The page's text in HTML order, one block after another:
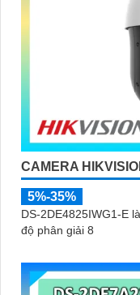
CAMERA
5%-35%
DS-2DE4825IWG1-E
độ phân giải 8